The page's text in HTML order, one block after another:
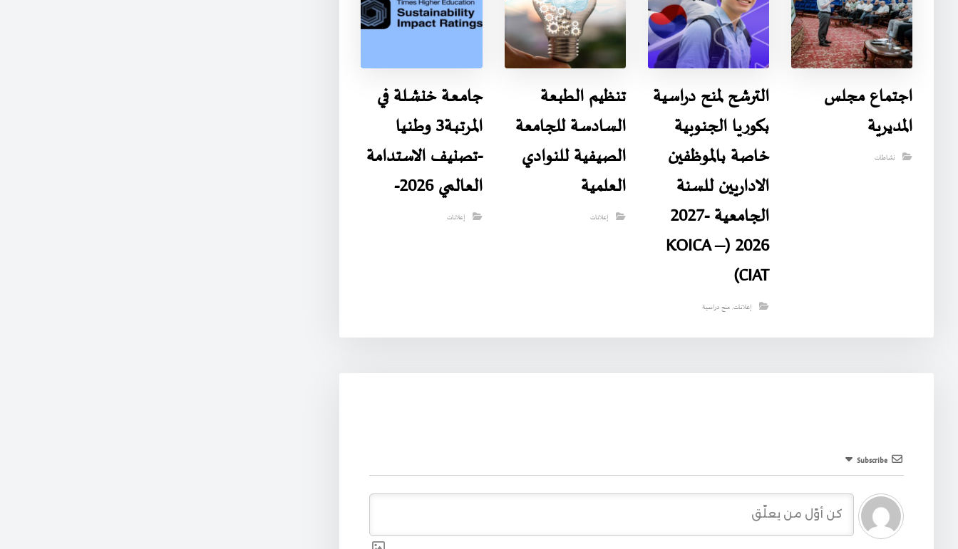
اجتماع مجلس
المديرية
نشاطات
الترشح لمنح دراسية
بكوريا الجنوبية
خاصة بالموظفين
الاداريين للسنة
الجامعية -2027
2026 (KOICA –
CIAT)
إعلانات,منح دراسية
تنظيم الطبعة
السادسة للجامعة
الصيفية للنوادي
العلمية
إعلانات
جامـعـة خنشـلة في
المـرتـبـة3 وطـنـيا
-تصنيف الاستدامة
العالمي 2026-
إعلانات
Subscribe